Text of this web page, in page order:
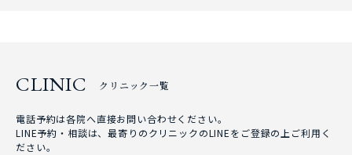
CLINIC クリニック一覧
電話予約は各院へ直接お問い合わせください。
LINE予約・相談は、最寄りのクリニックのLINEをご登録の上ご利用く
ださい。